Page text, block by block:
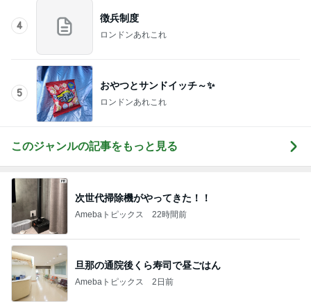
4
徴兵制度
ロンドンあれこれ
5
おやつとサンドイッチ～✨
ロンドンあれこれ
このジャンルの記事をもっと見る
次世代掃除機がやってきた！！
Amebaトピックス 22時間前
旦那の通院後くら寿司で昼ごはん
Amebaトピックス 2日前